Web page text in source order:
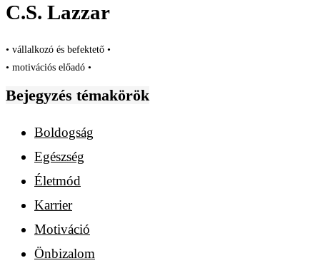
C.S. Lazzar
• vállalkozó és befektető •
• motivációs előadó •
Bejegyzés témakörök
Boldogság
Egészség
Életmód
Karrier
Motiváció
Önbizalom